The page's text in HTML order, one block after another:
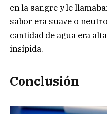
en la sangre y le
sabor era suave o
cantidad de agua era
insípida.
Conclusión